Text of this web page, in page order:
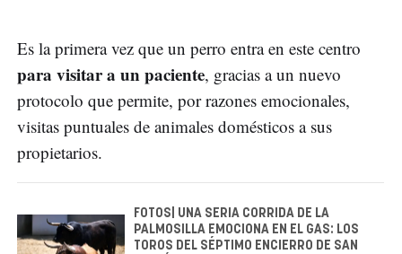
Es la primera vez que un perro entra en este centro
para visitar a un paciente, gracias a un nuevo
protocolo que permite, por razones emocionales,
visitas puntuales de animales domésticos a sus
propietarios.
FOTOS| UNA SERIA CORRIDA DE LA
PALMOSILLA EMOCIONA EN EL GAS: LOS
TOROS DEL SÉPTIMO ENCIERRO DE SAN